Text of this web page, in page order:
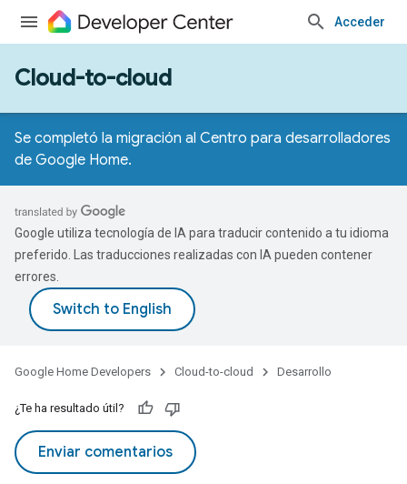
Acceder
Cloud-to-cloud
Se completó la migración al Centro para desarrolladores
de Google Home.
Google utiliza tecnología de IA para traducir contenido a tu idioma
preferido. Las traducciones realizadas con IA pueden contener
errores.
Google Home Developers Cloud-to-cloud Desarrollo
¿Te ha resultado útil?
Enviar comentarios